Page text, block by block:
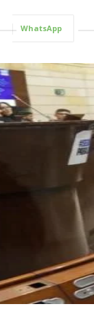
WhatsApp